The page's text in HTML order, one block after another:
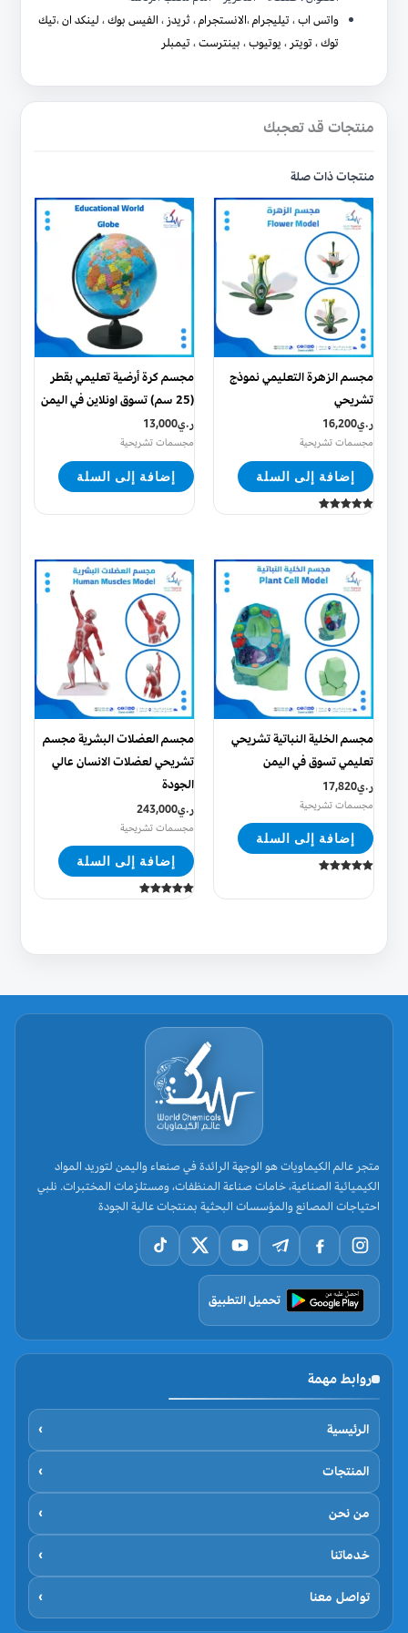
واتس اب، تيليجرام،الانستجرام، ثريدز ، الفيس بوك، لينكد ان،تيك
توك، تويتر، يوتيوب، بينترست، تيمبلر
منتجات قد تعجبك
منتجات ذات صلة
مجسم الزهرة التعليمي نموذج
تشريحي
ر.ي16,200
مجسمات تشريحية
إضافة إلى السلة
مجسم كرة أرضية تعليمي بقطر
(25 سم) تسوق اونلاين في اليمن
ر.ي13,000
مجسمات تشريحية
إضافة إلى السلة
مجسم الخلية النباتية تشريحي
تعليمي تسوق في اليمن
ر.ي17,820
مجسمات تشريحية
إضافة إلى السلة
5.00
من 5
مجسم العضلات البشرية مجسم
تشريحي لعضلات الانسان عالي
الجودة
ر.ي243,000
مجسمات تشريحية
إضافة إلى السلة
متجر عالم الكيماويات هو الوجهة الرائدة في صنعاء واليمن لتوريد المواد
الكيميائية الصناعية، خامات صناعة المنظفات، ومستلزمات المختبرات. نلبي
احتياجات المصانع والمؤسسات البحثية بمنتجات عالية الجودة
تحميل التطبيق
روابط مهمة
الرئيسية ›
المنتجات ›
من نحن ›
خدماتنا ›
تواصل معنا ›